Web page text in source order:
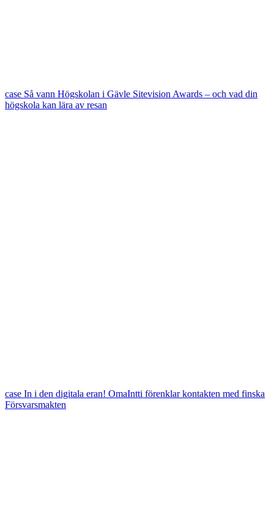
case Så vann Högskolan i Gävle Sitevision Awards – och vad din
högskola kan lära av resan
case In i den digitala eran! OmaIntti förenklar kontakten med finska
Försvarsmakten